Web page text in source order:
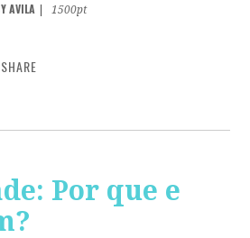
AVILA
1500pt
SHARE
Por que e